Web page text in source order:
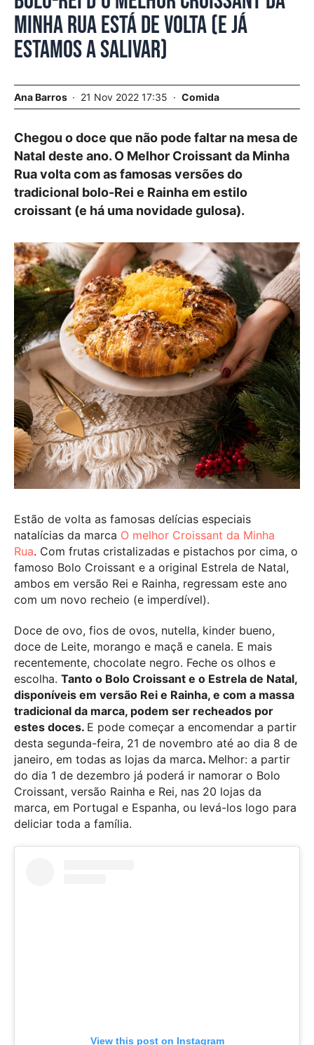
Minha Rua está de volta (e já
estamos a salivar)
Ana Barros 21 Nov 2022 17:35 Comida
Chegou o doce que não pode faltar na mesa de
Natal deste ano. O Melhor Croissant da Minha
Rua volta com as famosas versões do
tradicional bolo-Rei e Rainha em estilo
croissant (e há uma novidade gulosa).
Estão de volta as famosas delícias especiais
natalícias da marca O melhor Croissant da Minha
Rua. Com frutas cristalizadas e pistachos por cima, o
famoso Bolo Croissant e a original Estrela de Natal,
ambos em versão Rei e Rainha, regressam este ano
com um novo recheio (e imperdível).
Doce de ovo, fios de ovos, nutella, kinder bueno,
doce de Leite, morango e maçã e canela. E mais
recentemente, chocolate negro. Feche os olhos e
escolha. Tanto o Bolo Croissant e o Estrela de Natal,
disponíveis em versão Rei e Rainha, e com a massa
tradicional da marca, podem ser recheados por
estes doces. E pode começar a encomendar a partir
desta segunda-feira, 21 de novembro até ao dia 8 de
janeiro, em todas as lojas da marca. Melhor: a partir
do dia 1 de dezembro já poderá ir namorar o Bolo
Croissant, versão Rainha e Rei, nas 20 lojas da
marca, em Portugal e Espanha, ou levá-los logo para
deliciar toda a família.
View this post on Instagram